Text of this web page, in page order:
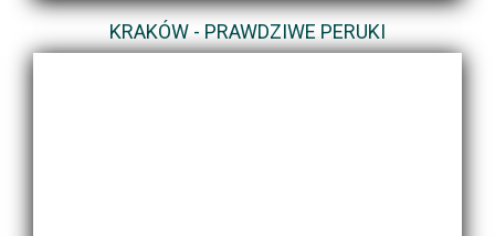
KRAKÓW - PRAWDZIWE PERUKI